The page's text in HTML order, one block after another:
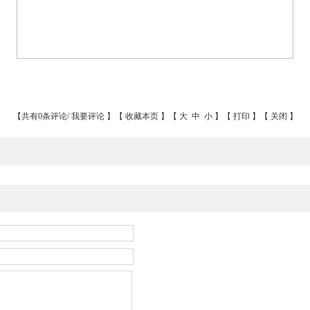
【共有0条评论/ 我要评论 】【 收藏本页 】【 大 中 小 】【 打印 】【 关闭 】